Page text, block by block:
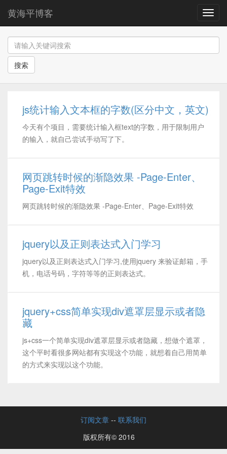
导
航
黄海平博客
搜索
js统计输入文本框的字数(区分中文，英文)
今天有个项目，需要统计输入框text的字数，用于限制用户
的输入，就自己尝试手动写了下。
网页跳转时候的渐隐效果 -Page-Enter、
Page-Exit特效
网页跳转时候的渐隐效果 -Page-Enter、Page-Exit特效
jquery以及正则表达式入门学习
jquery以及正则表达式入门学习,使用jquery 来验证邮箱，手
机，电话号码，字符等等的正则表达式。
jquery+css简单实现div遮罩层显示或者隐
藏
js+css一个简单实现div遮罩层显示或者隐藏，想做个遮罩，
这个平时看很多网站都有实现这个功能，就想着自己用简单
的方式来实现以这个功能。
订阅文章 -- 联系我们
版权所有© 2016